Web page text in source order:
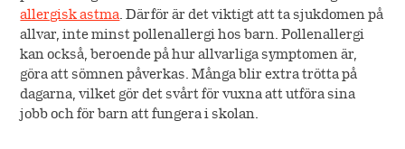
allergisk astma. Därför är det viktigt att ta sjukdomen på
allvar, inte minst pollenallergi hos barn. Pollenallergi
kan också, beroende på hur allvarliga symptomen är,
göra att sömnen påverkas. Många blir extra trötta på
dagarna, vilket gör det svårt för vuxna att utföra sina
jobb och för barn att fungera i skolan.